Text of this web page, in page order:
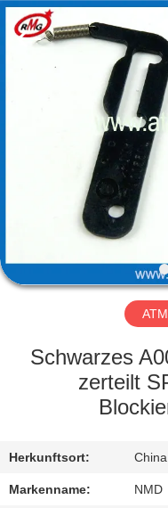
PRODUKTE
UNS
MIT
UNS
Guang
Science
And
Technology
Schwarzes
zerteilt
Herkunftsort: China
Markenname: NMD